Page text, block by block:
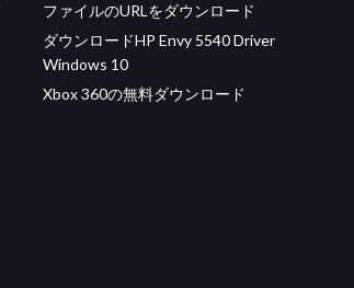
ファイルのURLをダウンロード
ダウンロードHP Envy 5540 Driver
Windows 10
Xbox 360の無料ダウンロード